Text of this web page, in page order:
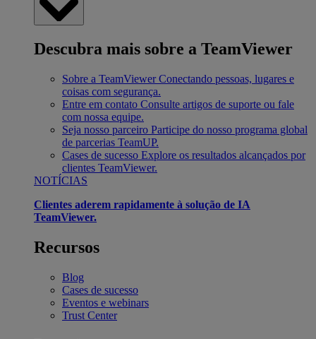
Descubra mais sobre a TeamViewer
Sobre a TeamViewer Conectando pessoas, lugares e
coisas com segurança.
Entre em contato Consulte artigos de suporte ou fale
com nossa equipe.
Seja nosso parceiro Participe do nosso programa global
de parcerias TeamUP.
Cases de sucesso Explore os resultados alcançados por
clientes TeamViewer.
NOTÍCIAS
Clientes aderem rapidamente à solução de IA
TeamViewer.
Recursos
Blog
Cases de sucesso
Eventos e webinars
Trust Center